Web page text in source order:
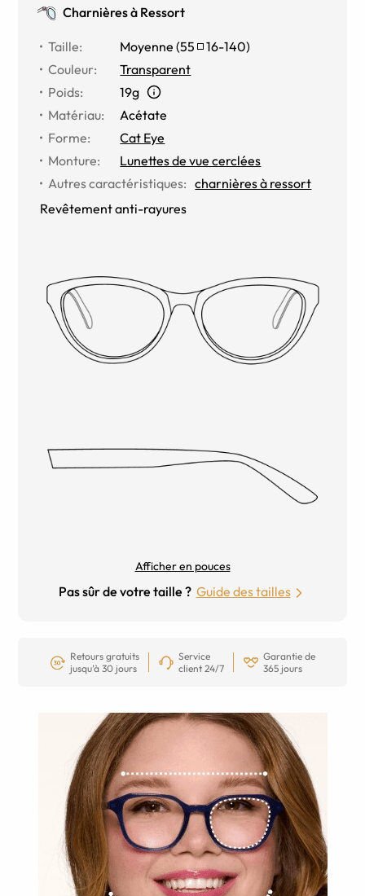
Charnières à Ressort
Taille: Moyenne (55 16-140)
Couleur:
Transparent
Poids:
19g
Matériau:
Acétate
Forme:
Cat Eye
Monture:
Lunettes de vue cerclées
Autres caractéristiques: charnières à ressort
Revêtement anti-rayures
Afficher en pouces
Pas sûr de votre taille ? Guide des tailles
Retours gratuits
jusqu’à 30 jours
Service
client 24/7
Garantie de
365 jours